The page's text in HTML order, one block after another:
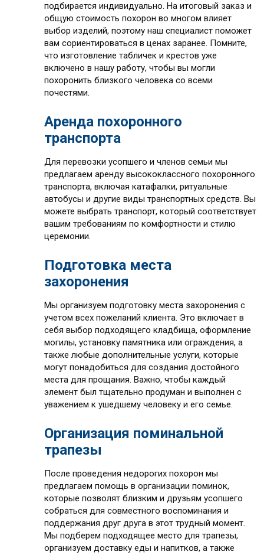
подбирается индивидуально. На итоговый заказ и
общую стоимость похорон во многом влияет
выбор изделий, поэтому наш специалист поможет
вам сориентироваться в ценах заранее. Помните,
что изготовление табличек и крестов уже
включено в нашу работу, чтобы вы могли
похоронить близкого человека со всеми
почестями.
Аренда похоронного
транспорта
Для перевозки усопшего и членов семьи мы
предлагаем аренду высококлассного похоронного
транспорта, включая катафалки, ритуальные
автобусы и другие виды транспортных средств. Вы
можете выбрать транспорт, который соответствует
вашим требованиям по комфортности и стилю
церемонии.
Подготовка места
захоронения
Мы организуем подготовку места захоронения с
учетом всех пожеланий клиента. Это включает в
себя выбор подходящего кладбища, оформление
могилы, установку памятника или ограждения, а
также любые дополнительные услуги, которые
могут понадобиться для создания достойного
места для прощания. Важно, чтобы каждый
элемент был тщательно продуман и выполнен с
уважением к ушедшему человеку и его семье.
Организация поминальной
трапезы
После проведения недорогих похорон мы
предлагаем помощь в организации поминок,
которые позволят близким и друзьям усопшего
собраться для совместного воспоминания и
поддержания друг друга в этот трудный момент.
Мы подберем подходящее место для трапезы,
организуем доставку еды и напитков, а также